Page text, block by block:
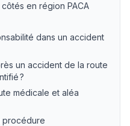
en région PACA
dans un accident
un accident de la route
?
médicale et aléa
procédure